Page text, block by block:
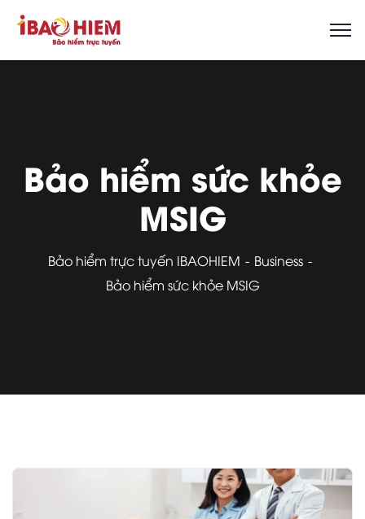
Bảo hiểm sức khỏe
MSIG
Bảo hiểm trực tuyến IBAOHIEM
Business
Bảo hiểm sức khỏe MSIG